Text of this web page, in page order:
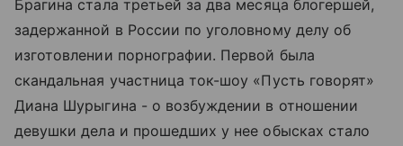
Брагина стала третьей за два месяца блогершей,
задержанной в России по уголовному делу об
изготовлении порнографии. Первой была
скандальная участница ток-шоу «Пусть говорят»
Диана Шурыгина - о возбуждении в отношении
девушки дела и прошедших у нее обысках стало